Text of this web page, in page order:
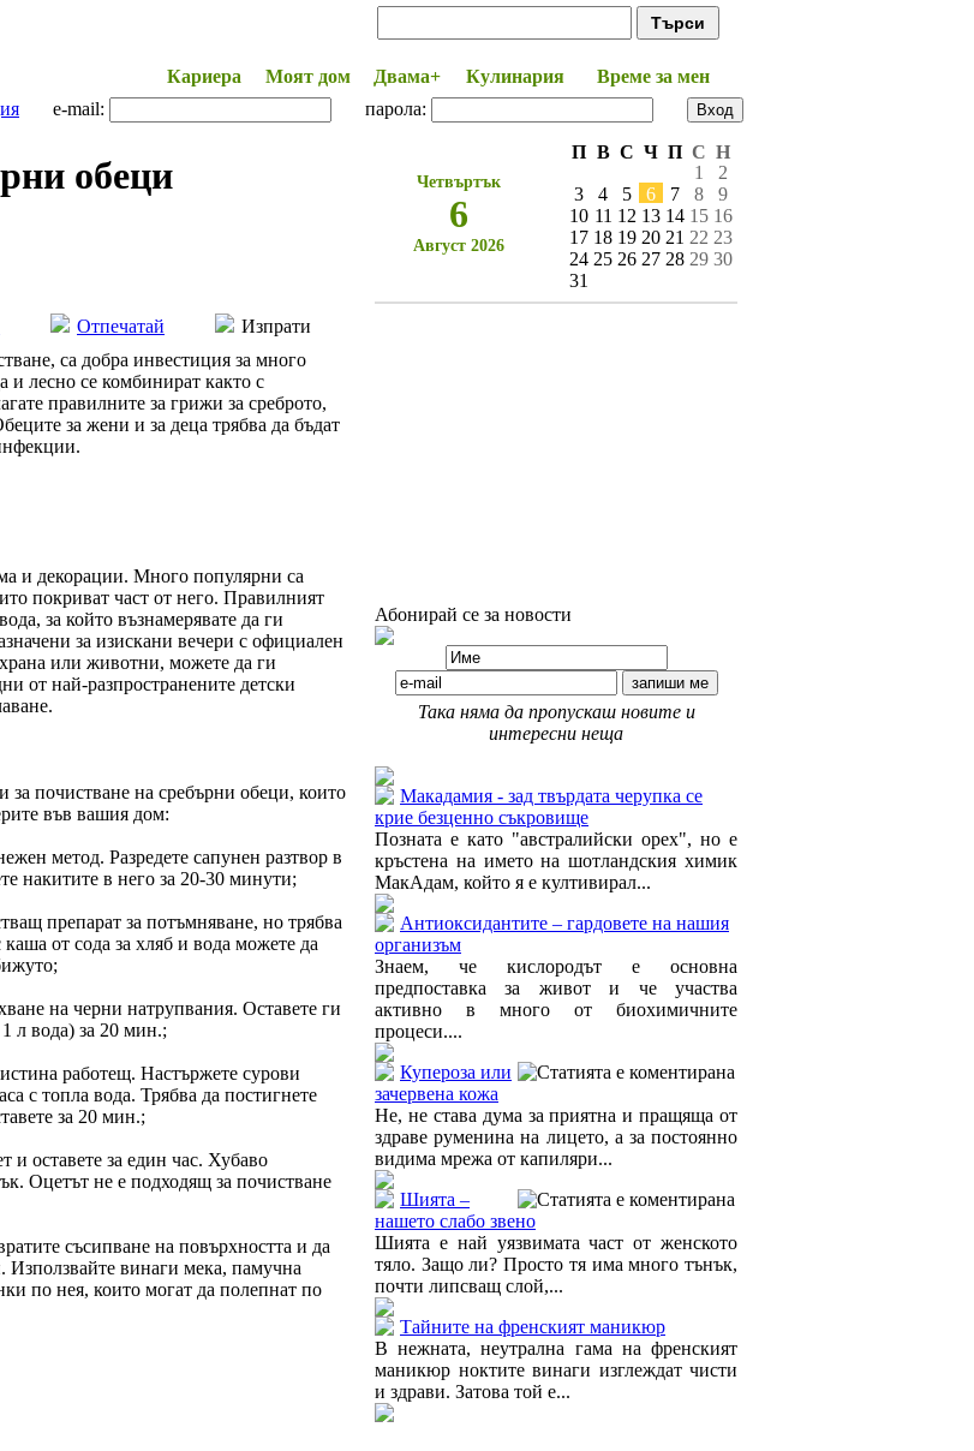
Кариера Моят дом Двама+ Кулинария
Време за мен
e-mail: парола:
обеци
Отпечатай
Изпрати
са добра инвестиция за много
и лесно се комбинират както с
правилните за грижи за среброто,
за жени и за деца трябва да бъдат
и декорации. Много популярни са
покриват част от него. Правилният
за който възнамерявате да ги
за изискани вечери с официален
или животни, можете да ги
от най-разпространените детски
почистване на сребърни обеци, които
във вашия дом:
метод. Разредете сапунен разтвор в
накитите в него за 20-30 минути;
препарат за потъмняване, но трябва
от сода за хляб и вода можете да
на черни натрупвания. Оставете ги
л вода) за 20 мин.;
работещ. Настържете сурови
с топла вода. Трябва да постигнете
за 20 мин.;
и оставете за един час. Хубаво
Оцетът не е подходящ за почистване
съсипване на повърхността и да
Използвайте винаги мека, памучна
по нея, които могат да полепнат по
Четвъртък
6
Август 2026
П В С Ч П С Н
1
2
3
4 5 6 7 8
9
10 11 12 13 14 15 16
17 18 19 20 21 22 23
24 25 26 27 28 29 30
31
Абонирай се за новости
Така няма да пропускаш новите и
интересни неща
Макадамия - зад твърдата черупка се
крие безценно съкровище
Позната е като "австралийски орех", но е
кръстена на името на шотландския химик
МакАдам, който я е култивирал...
Антиоксидантите – гардовете на нашия
организъм
Знаем, че кислородът е основна
предпоставка за живот и че участва
активно в много от биохимичните
процеси....
Купероза или
зачервена кожа
Не, не става дума за приятна и пращяща от
здраве руменина на лицето, а за постоянно
видима мрежа от капиляри...
Шията –
нашето слабо звено
Шията е най уязвимата част от женското
тяло. Защо ли? Просто тя има много тънък,
почти липсващ слой,...
Тайните на френският маникюр
В нежната, неутрална гама на френският
маникюр ноктите винаги изглеждат чисти
и здрави. Затова той е...